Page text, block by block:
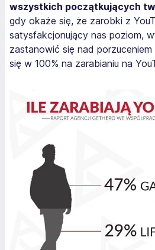
wszystkich początkujących
gdy okaże się, że zarobki z
satysfakcjonujący nas poziom,
zastanowić się nad
się w 100% na zarabianiu na